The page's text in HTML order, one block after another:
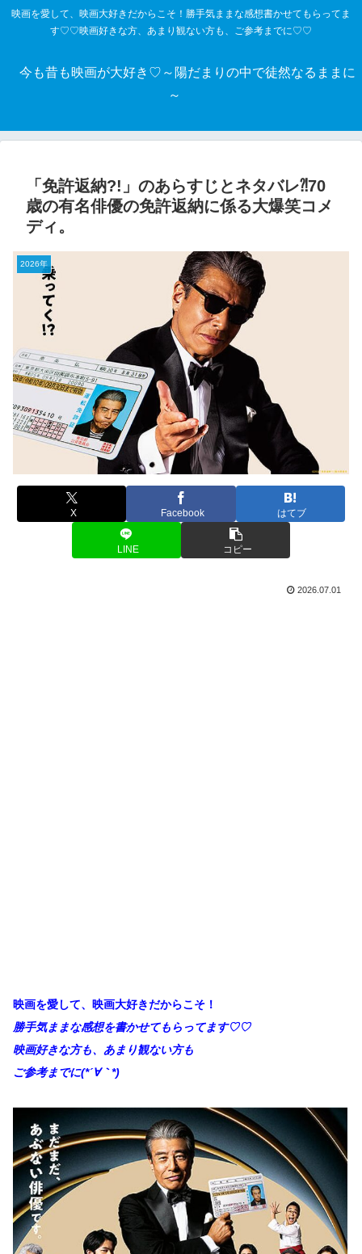
映画を愛して、映画大好きだからこそ！勝手気ままな感想書かせてもらってま
す♡♡映画好きな方、あまり観ない方も、ご参考までに♡♡
今も昔も映画が大好き♡～陽だまりの中で徒然なるままに
～
「免許返納?!」のあらすじとネタバレ⁈70
歳の有名俳優の免許返納に係る大爆笑コメ
ディ。
2026年
X Facebook はてブ
LINE コピー
2026.07.01
映画を愛して、映画大好きだからこそ！
勝手気ままな感想を書かせてもらってます♡♡
映画好きな方も、あまり観ない方も
ご参考までに(*´∀｀*)